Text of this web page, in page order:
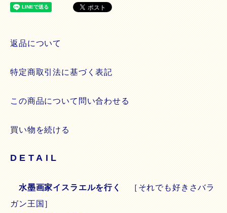
返品について
特定商取引法に基づく表記
この商品について問い合わせる
買い物を続ける
DETAIL
水墨画家イスラエルを行く［それでも好きさバラ
ガン王国］